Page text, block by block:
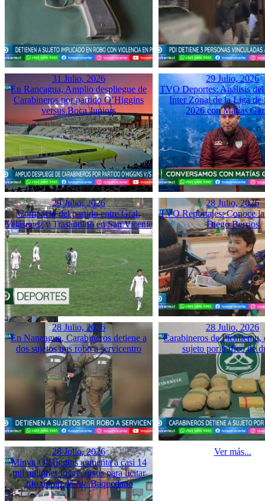
31 Julio, 2026
En Rancagua, Amplio despliegue de
Carabineros por partido O’Higgins
versus Boca Juniors
29 Julio, 2026
TVO Deportes: Análisis del
Inter Zonal de la Liga de
2026 con Matías
29 Julio, 2026
Compacto del partido entre Gral.
Velásquez y Trasandino en San Vicente
28 Julio, 2026
TVO Reportajes: Conoce
Diego Berrios
28 Julio, 2026
En Nancagua, Carabineros detiene a
dos sujetos tras robo a servicentro
28 Julio, 2026
Carabineros de Pichilemu,
sujeto por tráfico de
28 Julio, 2026
Minvu O’Higgins aumenta a casi 14
mil millones los recursos para licitar
2do tramo de Av. Baquedano
Ver más...